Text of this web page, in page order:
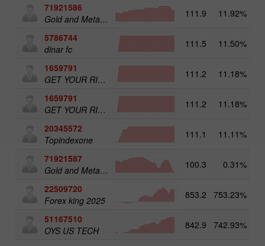
71921586
Gold and Metals 25
111.9 11.92%
5786744
dinar fc
111.5 11.50%
1659791
GET YOUR RICHES ORG.1
111.2 11.18%
1659791
GET YOUR RICHES ORG.1
111.2 11.18%
20345572
Topindexone
111.1 11.11%
71921587
Gold and Metals 50
100.3 0.31%
22509720
Forex king 2025
853.2 753.23%
51167510
OYS US TECH
842.9 742.93%